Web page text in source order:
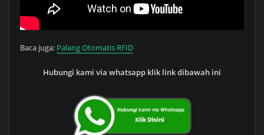
Baca juga: Palang Otomatis RFID
Hubungi kami via whatsapp klik link dibawah ini